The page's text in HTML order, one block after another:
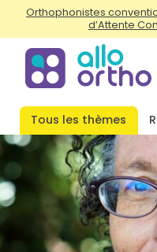
Orthophonistes
d’Attente
Tous les thèmes